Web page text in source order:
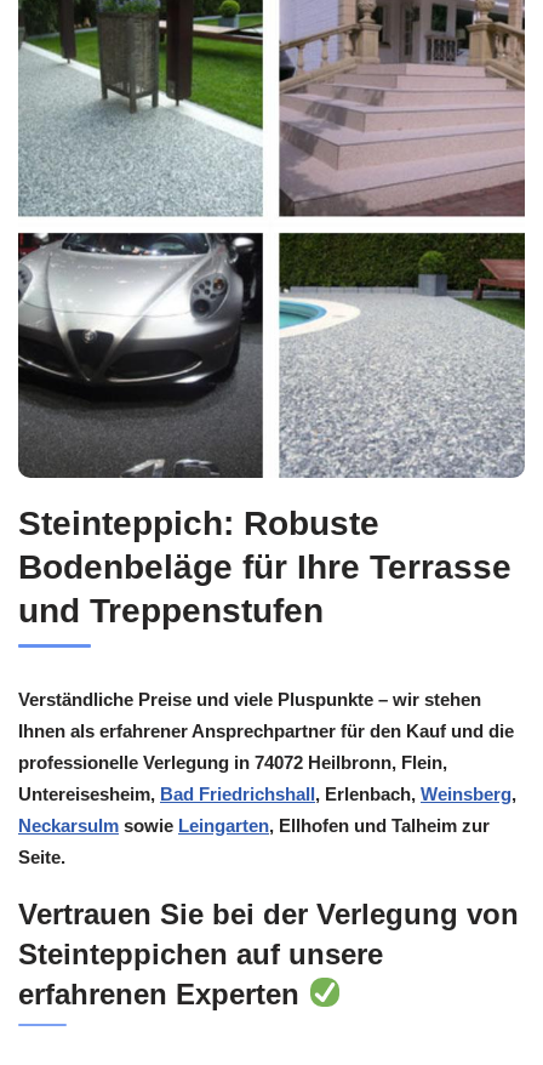
Steinteppich: Robuste
Bodenbeläge für Ihre Terrasse
und Treppenstufen
Verständliche Preise und viele Pluspunkte – wir stehen
Ihnen als erfahrener Ansprechpartner für den Kauf und die
professionelle Verlegung in 74072 Heilbronn, Flein,
Untereisesheim, Bad Friedrichshall, Erlenbach, Weinsberg,
Neckarsulm sowie Leingarten, Ellhofen und Talheim zur
Seite.
Vertrauen Sie bei der Verlegung von
Steinteppichen auf unsere
erfahrenen Experten